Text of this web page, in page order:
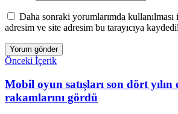
Daha sonraki yorumlarımda kullanılması
adresim ve site adresim bu tarayıcıya
Önceki İçerik
Mobil oyun satışları son dört yılın
rakamlarını gördü